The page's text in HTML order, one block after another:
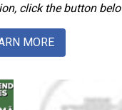
click the button
MORE